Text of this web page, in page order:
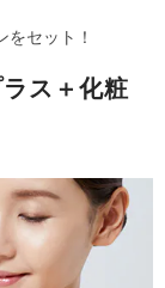
セット！
ス＋化粧